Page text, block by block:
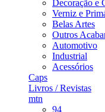
Decoração e
Verniz e
Belas Artes
Outros
Automotivo
Industrial
Acessórios
Caps
Livros / Revistas
mtn
94